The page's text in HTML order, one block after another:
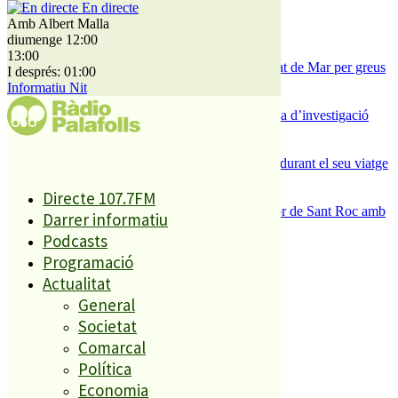
En directe
Amb Albert Malla
diumenge 12:00
13:00
I després: 01:00
Informatiu Nit
Directe 107.7FM
Darrer informatiu
Podcasts
Programació
Actualitat
General
Societat
Comarcal
Política
Economia
1
ESPORTS CAP DE SETMANA
2
Tanquen un local de menjar ràpid a Malgrat de Mar per greus
deficiències sanitàries
3
Un historiador local guanya la primera beca d’investigació
sobre el Castell de Palafolls
Un grup de cigonyes fa parada a Palafolls durant el seu viatge
5
Malgrat de Mar enceta demà la Festa Major de Sant Roc amb
deu dies de festa i tradició
El més llegit
ESPORTS CAP DE SETMANA